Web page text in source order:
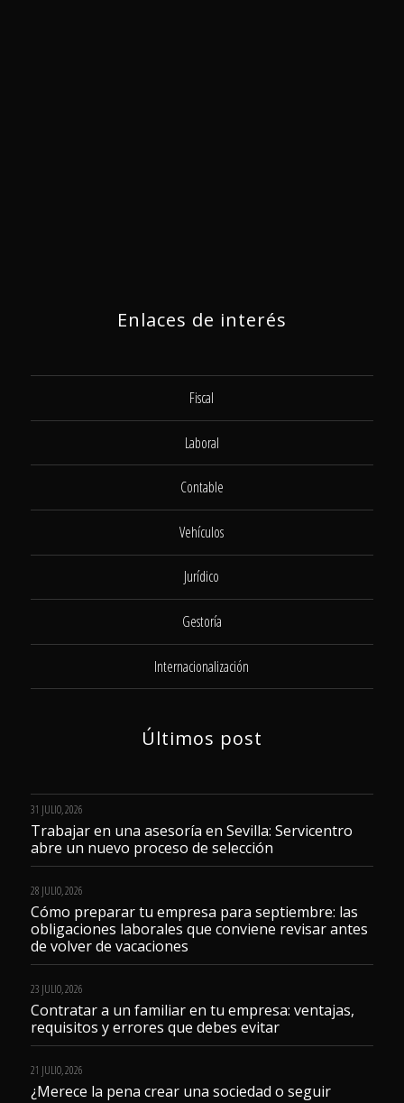
Enlaces de interés
Fiscal
Laboral
Contable
Vehículos
Jurídico
Gestoría
Internacionalización
Últimos post
31 JULIO, 2026
Trabajar en una asesoría en Sevilla: Servicentro
abre un nuevo proceso de selección
28 JULIO, 2026
Cómo preparar tu empresa para septiembre: las
obligaciones laborales que conviene revisar antes
de volver de vacaciones
23 JULIO, 2026
Contratar a un familiar en tu empresa: ventajas,
requisitos y errores que debes evitar
21 JULIO, 2026
¿Merece la pena crear una sociedad o seguir